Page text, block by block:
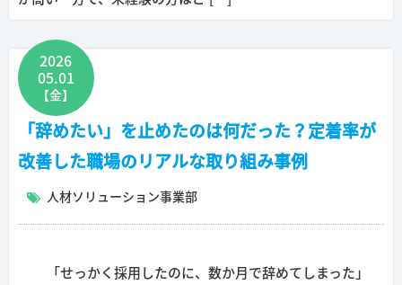
2026
05.01
【金】
「辞めたい」を止めたのは何だった？定着率が
改善した職場のリアルな取り組み事例
人材ソリューション事業部
「せっかく採用したのに、数か月で辞めてしまった」